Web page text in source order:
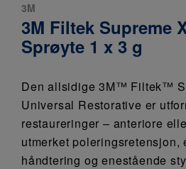
3M
3M Filtek Supreme
Sprøyte 1 x 3 g
Den allsidige 3M™ Filtek™
Universal Restorative er
restaureringer – anteriore
utmerket poleringsretensjon,
håndtering og enestående